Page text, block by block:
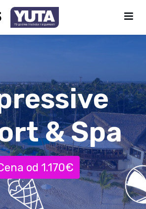
& Spa
od 1.170€